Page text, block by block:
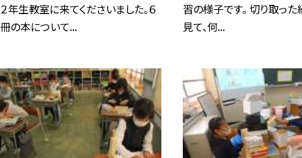
２年生教室に来てくださいました。６
冊の本について...
習の様子です。 切り取っ
見て、何...